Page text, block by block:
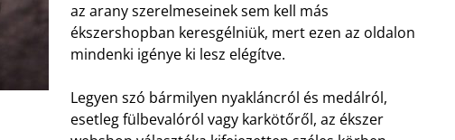
az arany szerelmeseinek sem kell más
ékszershopban keresgélniük, mert ezen az oldalon
mindenki igénye ki lesz elégítve.
Legyen szó bármilyen nyakláncról és medálról,
esetleg fülbevalóról vagy karkötőről, az ékszer